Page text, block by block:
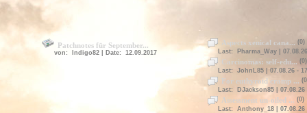
Patchnotes für September...
von: Indigo82 | Date: 12.09.2017
Aspects xenical cana... (0)
Last: Pharma_Way |
Carcinomas: self-edu... (0)
Last: JohnL85 | 07.08.26 -
For euthyroid cramp ...
Last: DJackson85 | 07.08.26
Assessment un-oiled ... (0)
Last: Anthony_18 | 07.08.26